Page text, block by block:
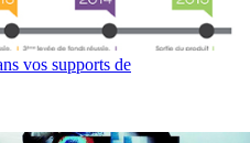
vos supports de